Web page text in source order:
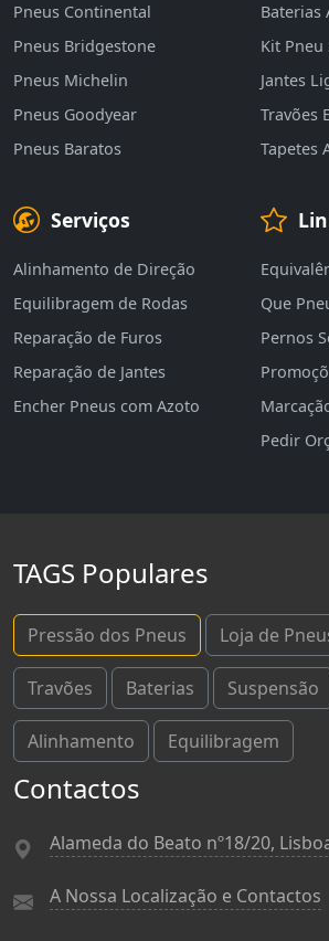
Pneus Continental
Pneus Bridgestone
Pneus Michelin
Pneus Goodyear
Pneus Baratos
Baterias
Kit Pneu
Jantes
Travões
Tapetes
Serviços
Alinhamento de Direção
Equilibragem de Rodas
Reparação de Furos
Reparação de Jantes
Encher Pneus com Azoto
Que
Pernos
Pedir
TAGS Populares
Pressão dos Pneus Loja de
Travões Baterias Suspensão
Alinhamento Equilibragem
Contactos
Alameda do Beato nº18/20,
A Nossa Localização e Contactos